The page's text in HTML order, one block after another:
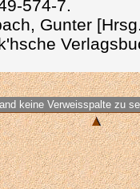
574-7.
Gunter
keine Verweisspalte zu